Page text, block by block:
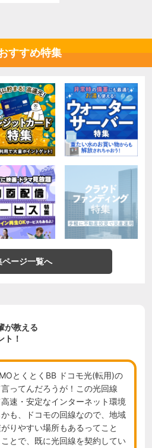
すすめ特集
ページ一覧へ
が教える
ト！
とくとくBB ドコモ光(転用)の
ってんだろうが！この光回線
速・安定なインターネット環境
も、ドコモの回線なので、地域
りやすい場所もあるってこと
とで、既に光回線を契約してい